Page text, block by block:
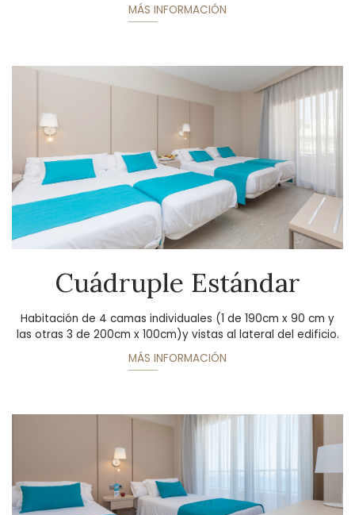
MÁS INFORMACIÓN
Cuádruple Estándar
Habitación de 4 camas individuales (1 de 190cm x 90 cm y
las otras 3 de 200cm x 100cm)y vistas al lateral del edificio.
MÁS INFORMACIÓN